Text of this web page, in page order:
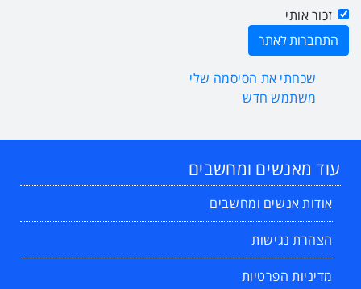
זכור אותי
שכחתי את הסיסמה שלי
משתמש חדש
עוד מאנשים ומחשבים
אודות אנשים ומחשבים
הצהרת נגישות
מדיניות הפרטיות